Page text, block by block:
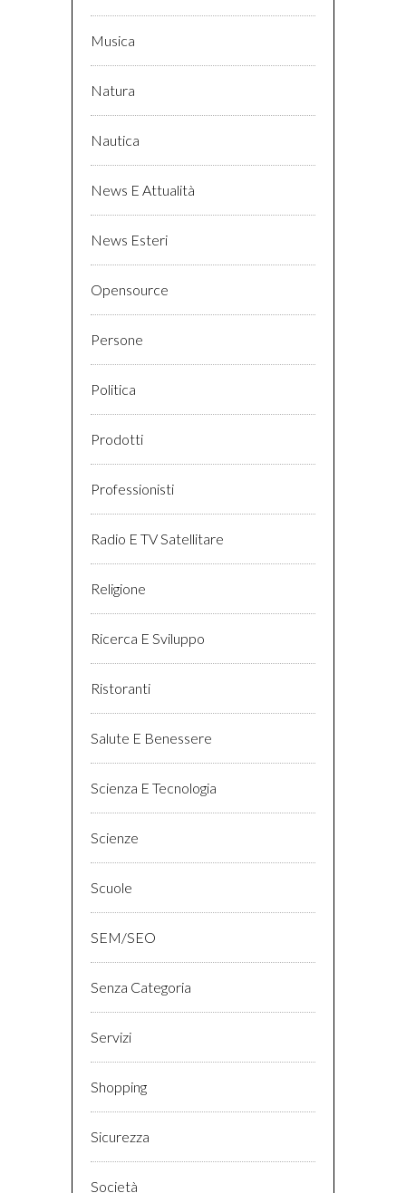
Musica
Natura
Nautica
News E Attualità
News Esteri
Opensource
Persone
Politica
Prodotti
Professionisti
Radio E TV Satellitare
Religione
Ricerca E Sviluppo
Ristoranti
Salute E Benessere
Scienza E Tecnologia
Scienze
Scuole
SEM/SEO
Senza Categoria
Servizi
Shopping
Sicurezza
Società